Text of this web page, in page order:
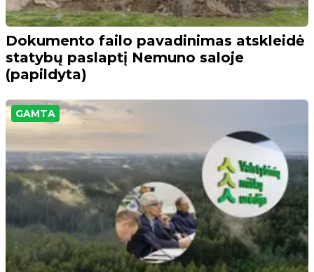
Dokumento failo pavadinimas atskleidė
statybų paslaptį Nemuno saloje
(papildyta)
GAMTA